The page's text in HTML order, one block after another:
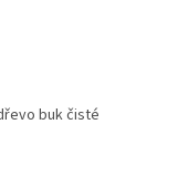
buk čisté